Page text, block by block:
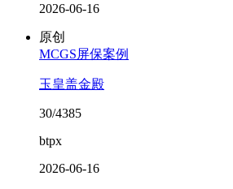
2026-06-16
原创
MCGS屏保案例
玉皇盖金殿
30/4385
btpx
2026-06-16